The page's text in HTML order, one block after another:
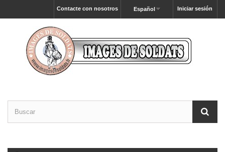
Iniciar sesión
Español
Contacte con nosotros